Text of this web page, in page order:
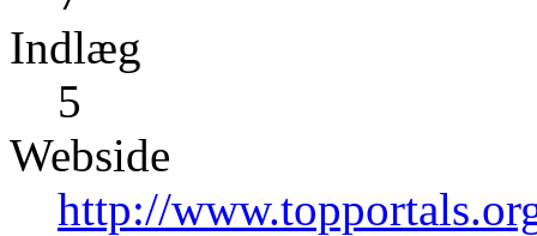
Indlæg
5
Webside
http://